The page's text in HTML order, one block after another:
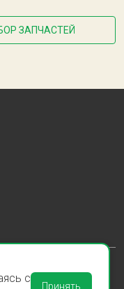
ЗАПЧАСТЕЙ
с
Принять